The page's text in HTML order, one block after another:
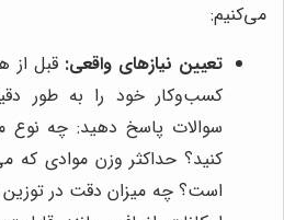
می‌کنیم:
تعیین نیازهای واقعی: قبل از
کسب‌وکار خود را به طور
سوالات پاسخ دهید: چه نوع
کنید؟ حداکثر وزن موادی که
است؟ چه میزان دقت در